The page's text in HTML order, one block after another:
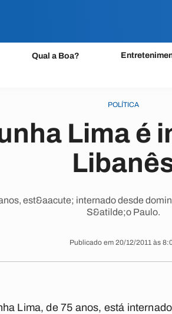
Qual a Boa?
POLÍTICA
Lima é
est&aacute; internado desde
S&atilde;o Paulo.
Publicado em 20/12/2011 às
Lima, de 75 anos, está